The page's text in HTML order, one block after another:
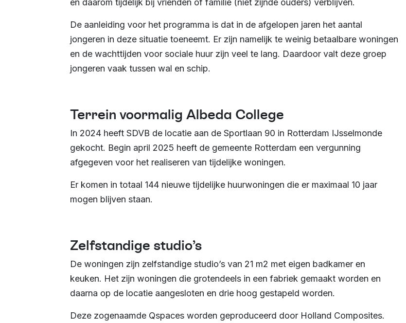
en daarom tijdelijk bij vrienden of familie (niet zijnde ouders) verblijven.
De aanleiding voor het programma is dat in de afgelopen jaren het aantal
jongeren in deze situatie toeneemt. Er zijn namelijk te weinig betaalbare woningen
en de wachttijden voor sociale huur zijn veel te lang. Daardoor valt deze groep
jongeren vaak tussen wal en schip.
Terrein voormalig Albeda College
In 2024 heeft SDVB de locatie aan de Sportlaan 90 in Rotterdam IJsselmonde
gekocht. Begin april 2025 heeft de gemeente Rotterdam een vergunning
afgegeven voor het realiseren van tijdelijke woningen.
Er komen in totaal 144 nieuwe tijdelijke huurwoningen die er maximaal 10 jaar
mogen blijven staan.
Zelfstandige studio’s
De woningen zijn zelfstandige studio’s van 21 m2 met eigen badkamer en
keuken. Het zijn woningen die grotendeels in een fabriek gemaakt worden en
daarna op de locatie aangesloten en drie hoog gestapeld worden.
Deze zogenaamde Qspaces worden geproduceerd door Holland Composites.